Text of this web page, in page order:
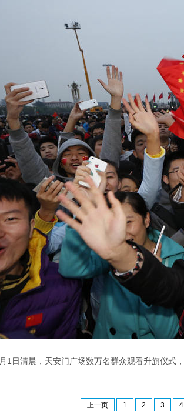
清晨，天安门广场数万名群众观看升旗仪式，
上一页 1 2 3 4